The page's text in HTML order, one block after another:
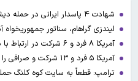
شهادت ۴ پاسدار ایرانی در حمله دیشب آمریکت و عربستان به عراق
لیندزی گراهام، سناتور
آمریکا ۸ فرد و ۶ شرکت در ارتباط با دولت ایران را تحریم کرد
آمریکا ۵ فرد و ۱۳ شرکت و صرافی را تحریم کرد+اسامی
ترامپ: قطعاً به سایت کوه کلنگ